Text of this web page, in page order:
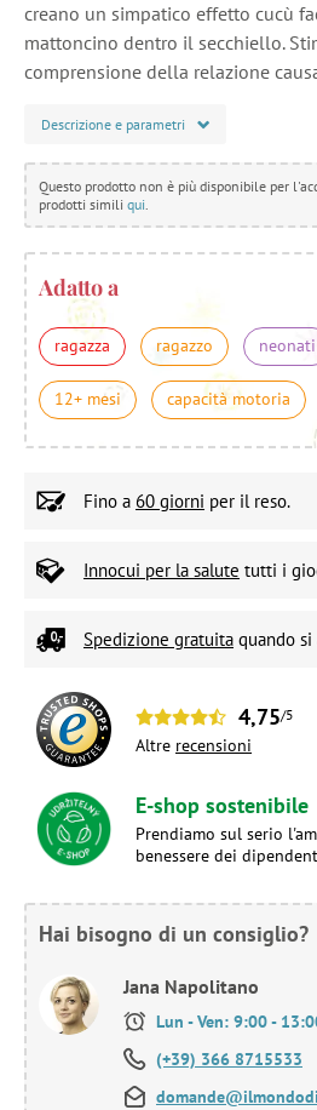
creano un simpatico effetto cucù
mattoncino dentro il secchiello.
comprensione della relazione
Descrizione e parametri
Questo prodotto non è più disponibile per
prodotti simili qui.
Adatto a
ragazza ragazzo neonati
12+ mesi capacità motoria
Fino a 60 giorni per il reso.
Innocui per la salute tutti i
Spedizione gratuita quando
4,75/5
Altre recensioni
E-shop sostenibile
Prendiamo sul serio
benessere dei
Hai bisogno di un consiglio?
Jana Napolitano
Lun - Ven: 9:00 -
(+39) 366 8715533